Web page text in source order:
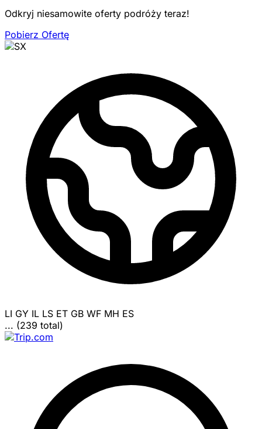
Odkryj niesamowite oferty podróży teraz!
Pobierz Ofertę
LI GY IL LS ET GB WF MH ES
... (239 total)